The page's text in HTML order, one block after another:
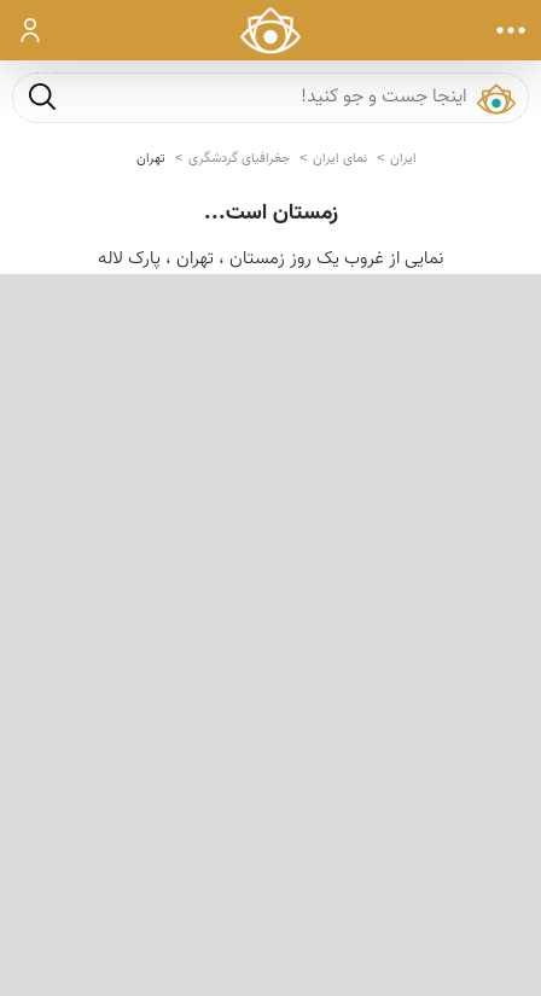
ورود
جست و
ایران نمای ایران جغرافیای گردشگری تهران
زمستان است...
نمایی از غروب یک روز زمستان ، تهران ، پارک لاله